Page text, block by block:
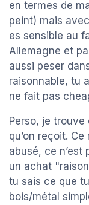
en termes de
peint) mais
es sensible au
Allemagne et
aussi peser
raisonnable, tu
ne fait pas
Perso, je
qu’on reçoit. Ce
abusé, ce n’est
un achat
tu sais ce que
bois/métal